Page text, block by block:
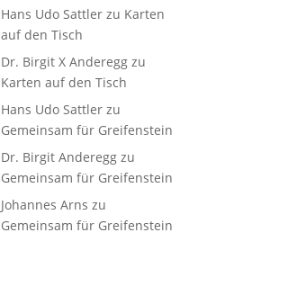
Hans Udo Sattler zu Karten
auf den Tisch
Dr. Birgit X Anderegg zu
Karten auf den Tisch
Hans Udo Sattler zu
Gemeinsam für Greifenstein
Dr. Birgit Anderegg zu
Gemeinsam für Greifenstein
Johannes Arns zu
Gemeinsam für Greifenstein